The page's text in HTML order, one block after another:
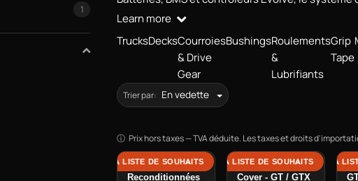
1
Learn more
TrucksDecksCourroies
& Drive
Gear
BushingsRoulements
&
Lubrifiants
Grip
Tape
Trier par: En vedette
Prix hors taxes — TVA déduite. Les taxes et droits
Batteries
Reconditionnées
AJOUTER À LA LISTE DE SOUHAITS
Charger Port
Cover - GT / GTX
AJOUTER À LA LISTE DE SOUHAITS
AJOUTER À LA